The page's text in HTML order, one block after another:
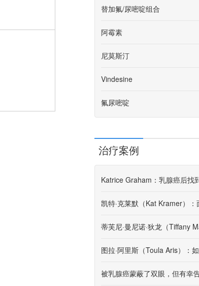
替加氟/尿嘧啶组合
阿霉素
尼莫斯汀
Vindesine
氟尿嘧啶
治疗案例